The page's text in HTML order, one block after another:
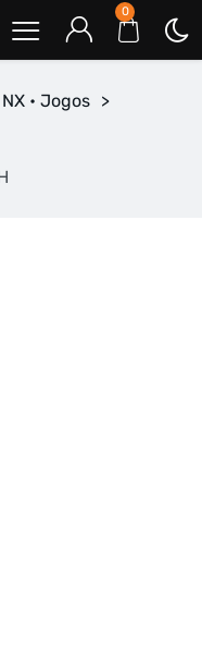
0
NX • Jogos >